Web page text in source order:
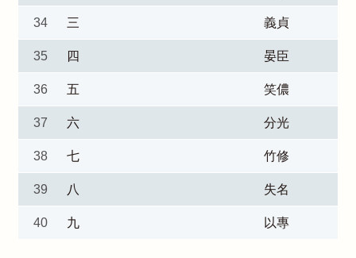
34 三 義貞
35 四 晏臣
36 五 笑儂
37 六 分光
38 七 竹修
39 八 失名
40 九 以專